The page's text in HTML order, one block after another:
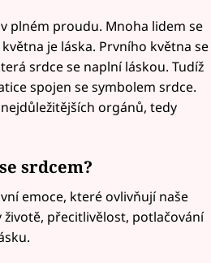
plném proudu. Mnoha lidem se
je láska. Prvního května se
srdce se naplní láskou. Tudíž
spojen se symbolem srdce.
orgánů, tedy
srdcem?
emoce, které ovlivňují naše
životě, přecitlivělost, potlačování